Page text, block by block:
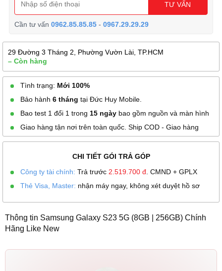
TƯ VẤN
Cần tư vấn0962.85.85.85 -0967.29.29.29
29 Đường 3 Tháng 2, Phường Vườn Lài, TP.HCM
– Còn hàng
Tình trạng: Mới 100%
Bảo hành 6 tháng tại Đức Huy Mobile.
Bao test 1 đổi 1 trong 15 ngày bao gồm nguồn và màn hình
Giao hàng tận nơi trên toàn quốc. Ship COD - Giao hàng
CHI TIẾT GÓI TRẢ GÓP
Công ty tài chính: Trả trước 2.519.700 đ . CMND + GPLX
Thẻ Visa, Master: nhận máy ngay, không xét duyệt hồ sơ
Thông tin Samsung Galaxy S23 5G (8GB | 256GB) Chính
Hãng Like New